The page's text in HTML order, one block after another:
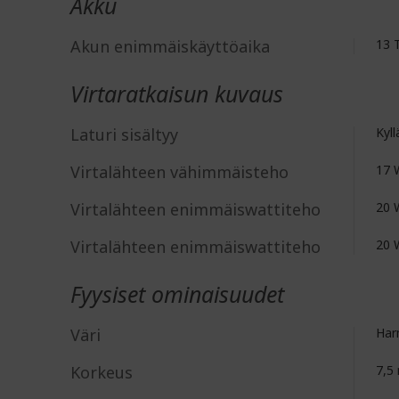
Akun enimmäiskäyttöaika 13
Virtaratkaisun kuvaus
Laturi sisältyy
Virtalähteen vähimmäisteho 17
Virtalähteen enimmäiswattiteho 20
Virtalähteen enimmäiswattiteho 20
Fyysiset ominaisuudet
Väri
Korkeus 7,5